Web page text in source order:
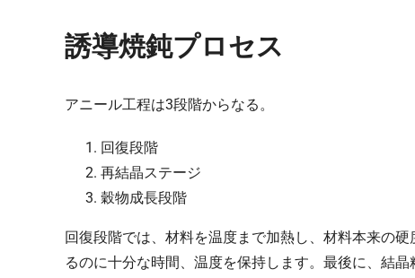
誘導焼鈍プロセス
アニール工程は3段階からなる。
回復段階
再結晶ステージ
穀物成長段階
回復段階では、材料を温度まで加熱し、材料本来の
るのに十分な時間、温度を保持します。最後に、結